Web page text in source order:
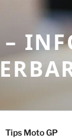
Tips Moto GP